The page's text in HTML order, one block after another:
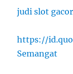
judi slot gacor
https://
Semangat